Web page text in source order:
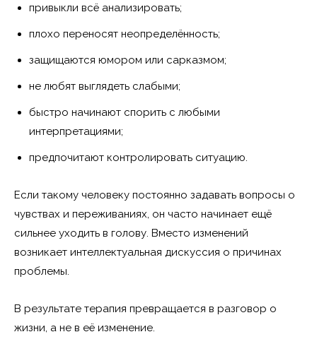
привыкли всё анализировать;
плохо переносят неопределённость;
защищаются юмором или сарказмом;
не любят выглядеть слабыми;
быстро начинают спорить с любыми
интерпретациями;
предпочитают контролировать ситуацию.
Если такому человеку постоянно задавать вопросы о
чувствах и переживаниях, он часто начинает ещё
сильнее уходить в голову. Вместо изменений
возникает интеллектуальная дискуссия о причинах
проблемы.
В результате терапия превращается в разговор о
жизни, а не в её изменение.